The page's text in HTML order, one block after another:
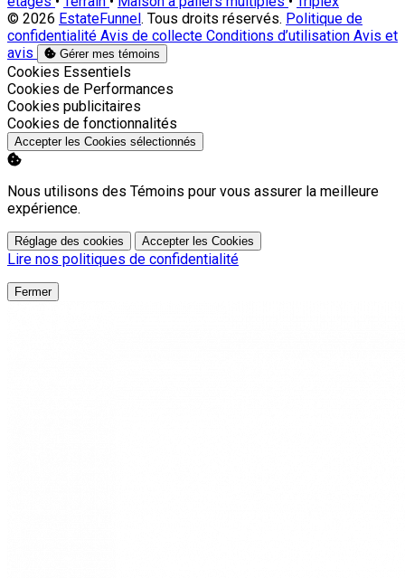
© 2026 EstateFunnel. Tous droits réservés. Politique de
confidentialité Avis de collecte Conditions d’utilisation Avis et
avis
Gérer mes témoins
Activer
Cookies Essentiels
Activer
Cookies de Performances
Activer
Cookies publicitaires
Activer
Cookies de fonctionnalités
Accepter les Cookies sélectionnés
Nous utilisons des Témoins pour vous assurer la meilleure
expérience.
Réglage des cookies Accepter les Cookies
Lire nos politiques de confidentialité
Fermer